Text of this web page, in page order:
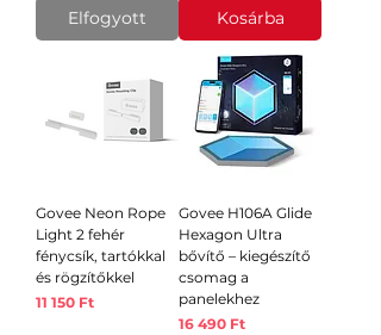
Elfogyott Kosárba
Govee Neon Rope
Light 2 fehér
fénycsík, tartókkal
és rögzítőkkel
Ár
11 150 Ft
Govee H106A Glide
Hexagon Ultra
bővítő – kiegészítő
csomag a
panelekhez
Ár
16 490 Ft